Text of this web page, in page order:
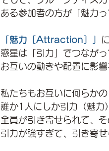
ある参加者の方が「魅力
「魅力［Attraction］」 に
惑星は「引力」でつながっ
お互いの動きや配置に影
私たちもお互いに何らか
誰か1人にしか引力（魅力
全員が引き寄せられて、
引力が強すぎて、引き寄